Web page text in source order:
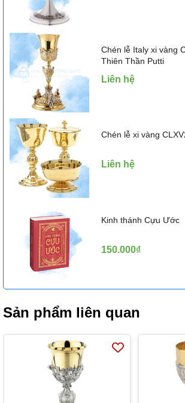
Chén lễ Italy xi vàng
Thiên Thần Putti
Liên hệ
Chén lễ xi vàng
Liên hệ
Kinh thánh Cựu Ước
150.000₫
Sản phẩm liên quan